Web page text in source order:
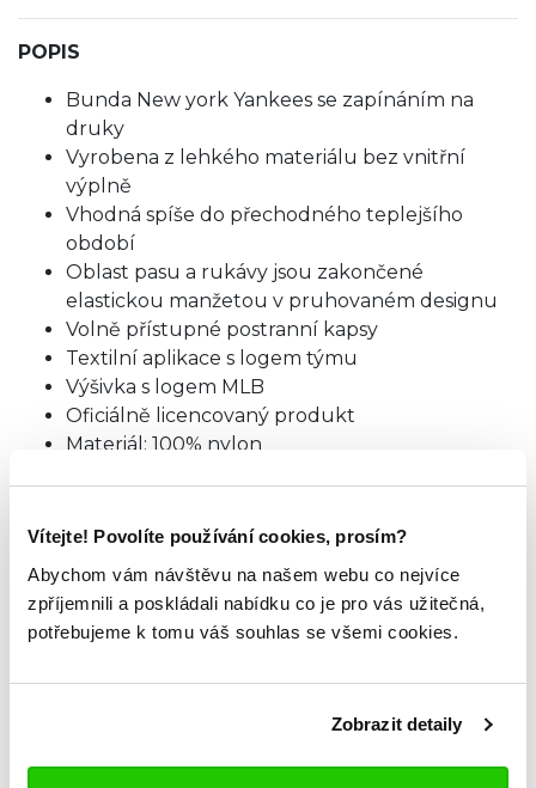
Vítejte! Povolíte používání cookies, prosím?
Abychom vám návštěvu na našem webu co nejvíce
zpříjemnili a poskládali nabídku co je pro vás užitečná,
potřebujeme k tomu váš souhlas se všemi cookies.
Zobrazit detaily
POPIS
Bunda New york Yankees se zapínáním na
druky
Vyrobena z lehkého materiálu bez vnitřní
výplně
Vhodná spíše do přechodného teplejšího
období
Oblast pasu a rukávy jsou zakončené
elastickou manžetou v pruhovaném designu
Volně přístupné postranní kapsy
Textilní aplikace s logem týmu
Výšivka s logem MLB
Oficiálně licencovaný produkt
Materiál: 100% nylon
TABULKA VELIKOSTÍ
ZKOUKNI TAKÉ TYTO.